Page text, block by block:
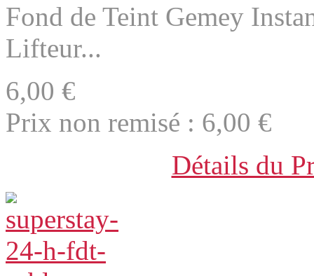
Fond de Teint Gemey
Lifteur...
6,00 €
Prix non remisé : 6,00 €
Détails du